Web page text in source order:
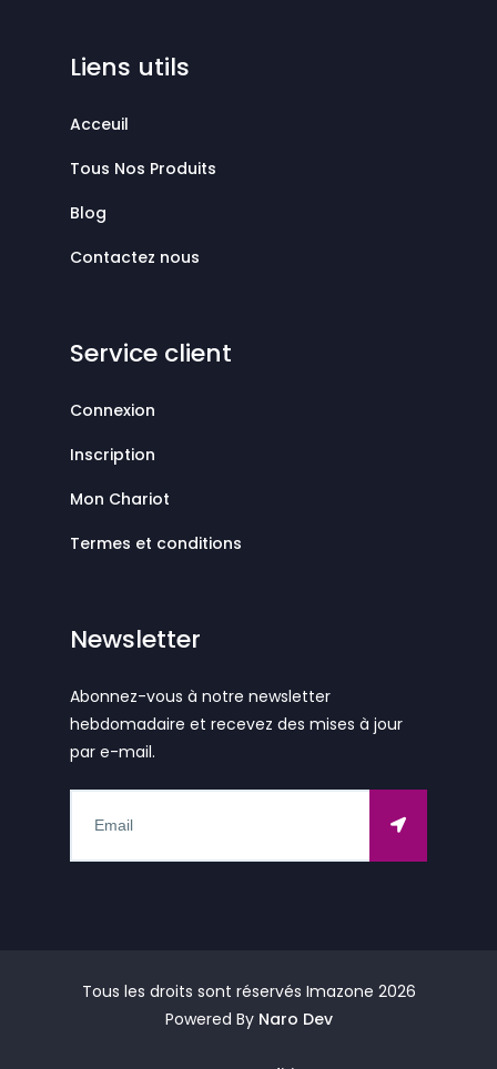
Liens utils
Acceuil
Tous Nos Produits
Blog
Contactez nous
Service client
Connexion
Inscription
Mon Chariot
Termes et conditions
Newsletter
Abonnez-vous à notre newsletter
hebdomadaire et recevez des mises à jour
par e-mail.
Tous les droits sont réservés Imazone 2026
Powered By Naro Dev